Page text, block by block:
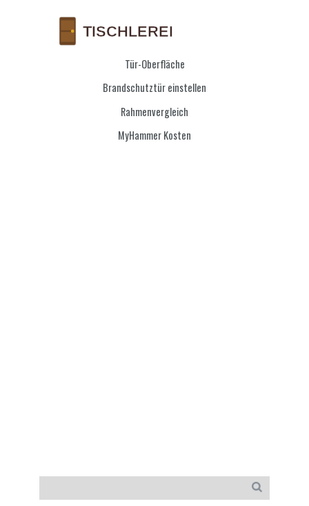
Tür-Oberfläche
Brandschutztür einstellen
Rahmenvergleich
MyHammer Kosten